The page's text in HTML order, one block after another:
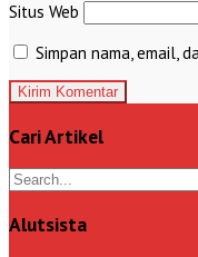
Situs Web
Simpan nama, email,
Cari Artikel
Alutsista